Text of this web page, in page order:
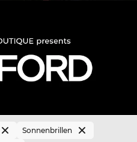
Sonnenbrillen